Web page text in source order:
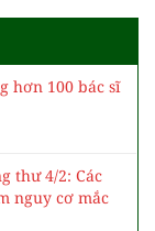
hơn 100 bác sĩ
thư 4/2: Các
nguy cơ mắc